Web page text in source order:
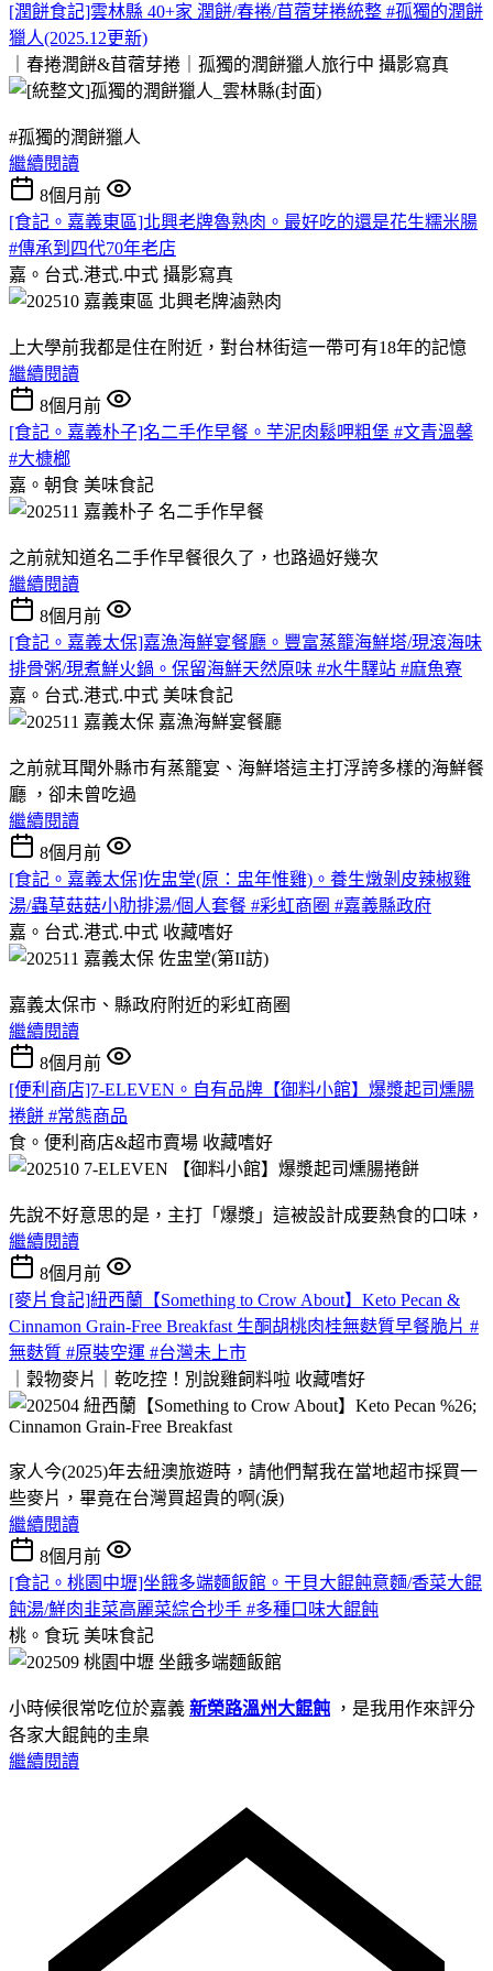
[潤餅食記]雲林縣 40+家 潤餅/春捲/苜蓿芽捲統整 #孤獨的潤餅
獵人(2025.12更新)
｜春捲潤餅&苜蓿芽捲｜孤獨的潤餅獵人旅行中 攝影寫真
#孤獨的潤餅獵人
繼續閱讀
8個月前
[食記。嘉義東區]北興老牌魯熟肉。最好吃的還是花生糯米腸
#傳承到四代70年老店
嘉。台式.港式.中式 攝影寫真
上大學前我都是住在附近，對台林街這一帶可有18年的記憶
繼續閱讀
8個月前
[食記。嘉義朴子]名二手作早餐。芋泥肉鬆呷粗堡 #文青溫馨
#大槺榔
嘉。朝食 美味食記
之前就知道名二手作早餐很久了，也路過好幾次
繼續閱讀
8個月前
[食記。嘉義太保]嘉漁海鮮宴餐廳。豐富蒸籠海鮮塔/現滾海味
排骨粥/現煮鮮火鍋。保留海鮮天然原味 #水牛驛站 #麻魚寮
嘉。台式.港式.中式 美味食記
之前就耳聞外縣市有蒸籠宴、海鮮塔這主打浮誇多樣的海鮮餐
廳 ，卻未曾吃過
繼續閱讀
8個月前
[食記。嘉義太保]佐盅堂(原：盅年惟雞)。養生燉剝皮辣椒雞
湯/蟲草菇菇小肋排湯/個人套餐 #彩虹商圈 #嘉義縣政府
嘉。台式.港式.中式 收藏嗜好
嘉義太保市、縣政府附近的彩虹商圈
繼續閱讀
8個月前
[便利商店]7-ELEVEN。自有品牌【御料小館】爆漿起司燻腸
捲餅 #常態商品
食。便利商店&超市賣場 收藏嗜好
先說不好意思的是，主打「爆漿」這被設計成要熱食的口味，
繼續閱讀
8個月前
[麥片食記]紐西蘭【Something to Crow About】Keto Pecan &
Cinnamon Grain-Free Breakfast 生酮胡桃肉桂無麩質早餐脆片 #
無麩質 #原裝空運 #台灣未上市
｜穀物麥片｜乾吃控！別說雞飼料啦 收藏嗜好
家人今(2025)年去紐澳旅遊時，請他們幫我在當地超市採買一
些麥片，畢竟在台灣買超貴的啊(淚)
繼續閱讀
8個月前
[食記。桃園中壢]坐餓多端麵飯館。干貝大餛飩意麵/香菜大餛
飩湯/鮮肉韭菜高麗菜綜合抄手 #多種口味大餛飩
桃。食玩 美味食記
小時候很常吃位於嘉義 新榮路溫州大餛飩 ，是我用作來評分
各家大餛飩的圭臬
繼續閱讀